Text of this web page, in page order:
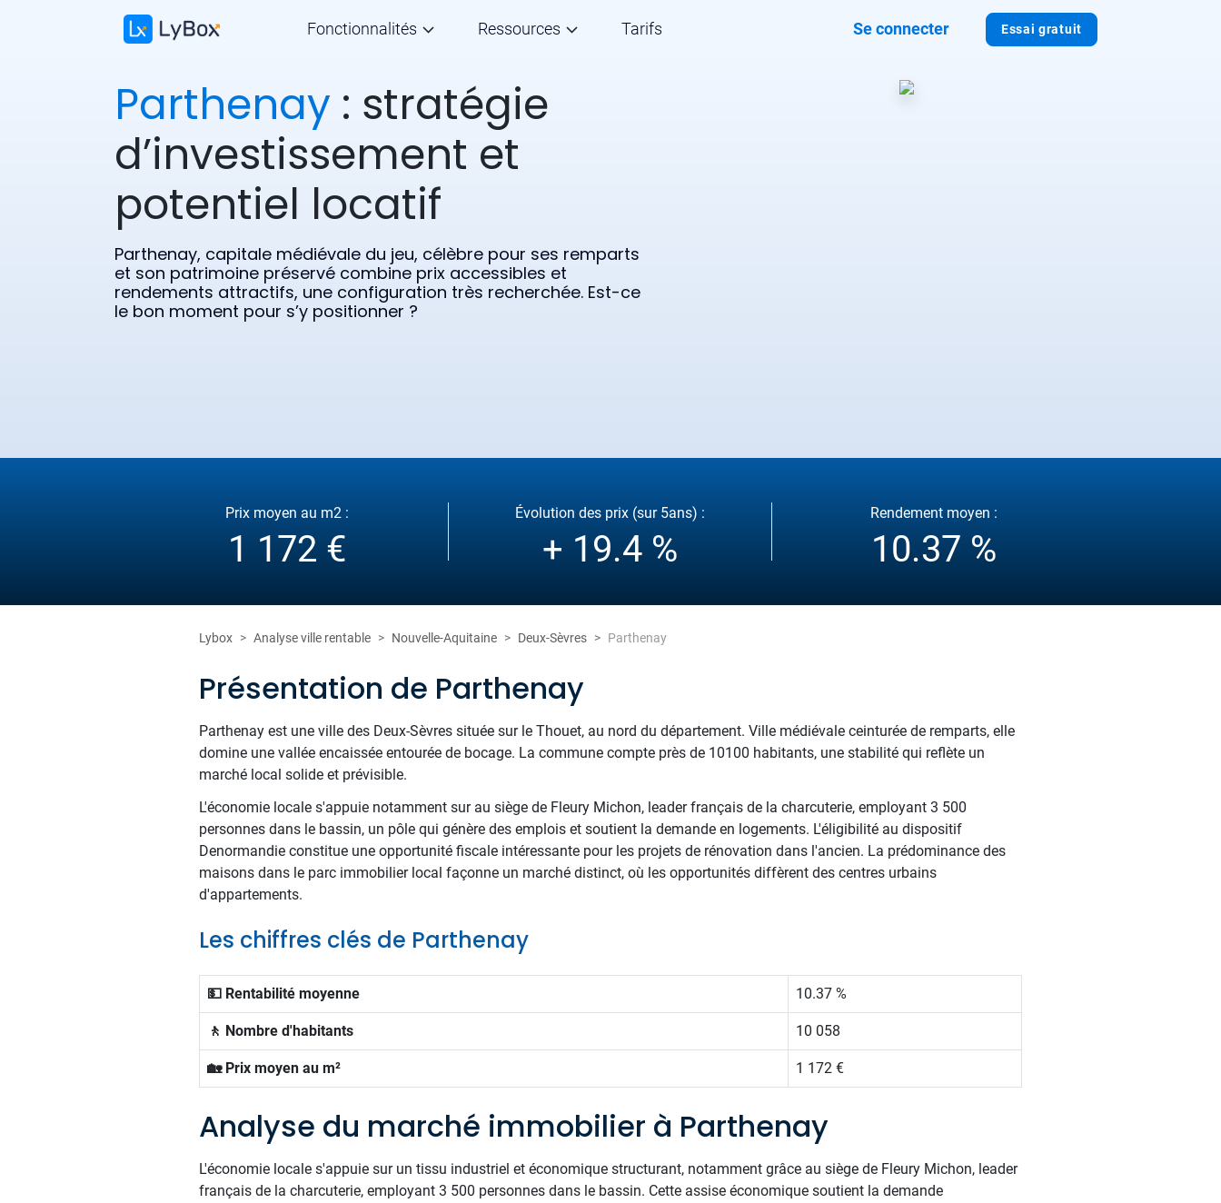
Essai gratuit
Fonctionnalités Ressources Tarifs Se connecter
Parthenay : stratégie
d’investissement et
potentiel locatif
Parthenay, capitale médiévale du jeu, célèbre pour ses remparts
et son patrimoine préservé combine prix accessibles et
rendements attractifs, une configuration très recherchée. Est-ce
le bon moment pour s’y positionner ?
Prix moyen au m2 :
1 172 €
Évolution des prix (sur 5ans) :
+ 19.4 %
Rendement moyen :
10.37 %
Lybox Analyse ville rentable Nouvelle-Aquitaine Deux-Sèvres Parthenay
Présentation de Parthenay
Parthenay est une ville des Deux-Sèvres située sur le Thouet, au nord du département. Ville médiévale ceinturée de remparts, elle
domine une vallée encaissée entourée de bocage. La commune compte près de 10100 habitants, une stabilité qui reflète un
marché local solide et prévisible.
L'économie locale s'appuie notamment sur au siège de Fleury Michon, leader français de la charcuterie, employant 3 500
personnes dans le bassin, un pôle qui génère des emplois et soutient la demande en logements. L'éligibilité au dispositif
Denormandie constitue une opportunité fiscale intéressante pour les projets de rénovation dans l'ancien. La prédominance des
maisons dans le parc immobilier local façonne un marché distinct, où les opportunités diffèrent des centres urbains
d'appartements.
Les chiffres clés de Parthenay
💵 Rentabilité moyenne 10.37 %
🚶 Nombre d'habitants 10 058
🏡 Prix moyen au m² 1 172 €
Analyse du marché immobilier à Parthenay
L'économie locale s'appuie sur un tissu industriel et économique structurant, notamment grâce au siège de Fleury Michon, leader
français de la charcuterie, employant 3 500 personnes dans le bassin. Cette assise économique soutient la demande